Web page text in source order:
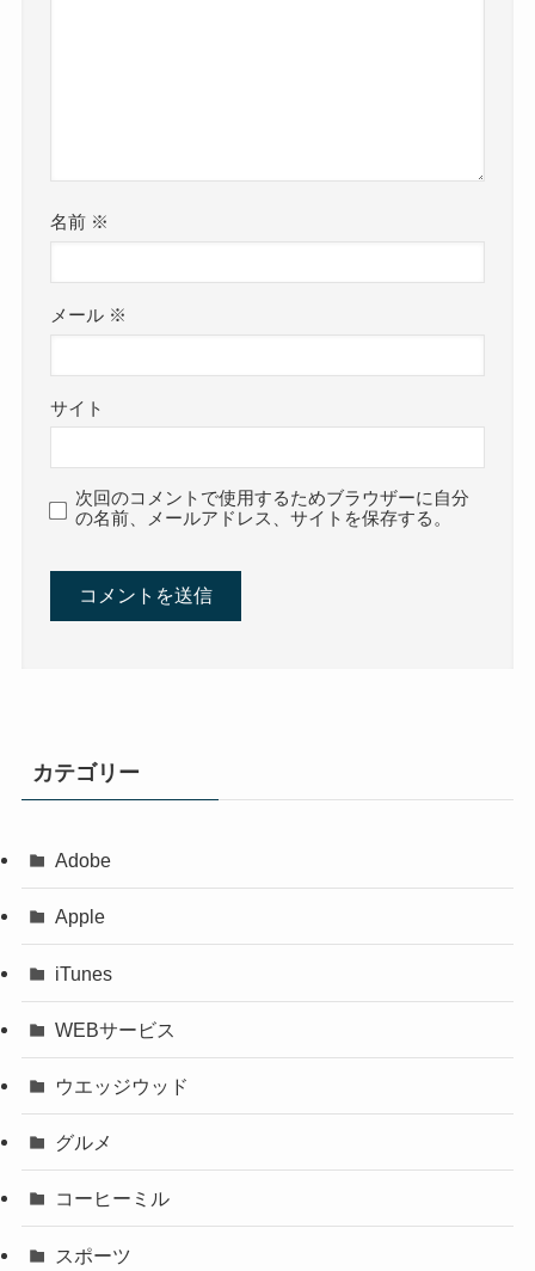
名前 ※
メール ※
サイト
次回のコメントで使用するためブラウザーに自分
の名前、メールアドレス、サイトを保存する。
カテゴリー
Adobe
Apple
iTunes
WEBサービス
ウエッジウッド
グルメ
コーヒーミル
スポーツ